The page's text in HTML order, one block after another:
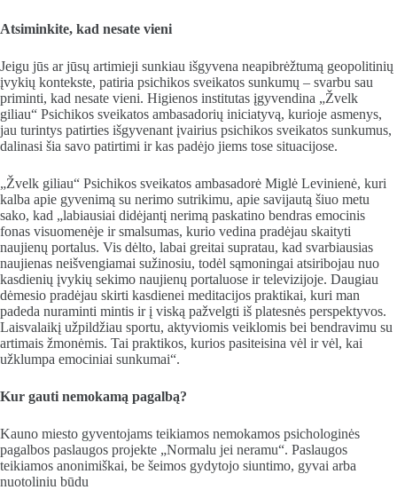
Atsiminkite, kad nesate vieni
Jeigu jūs ar jūsų artimieji sunkiau išgyvena neapibrėžtumą geopolitinių
įvykių kontekste, patiria psichikos sveikatos sunkumų – svarbu sau
priminti, kad nesate vieni. Higienos institutas įgyvendina „Žvelk
giliau“ Psichikos sveikatos ambasadorių iniciatyvą, kurioje asmenys,
jau turintys patirties išgyvenant įvairius psichikos sveikatos sunkumus,
dalinasi šia savo patirtimi ir kas padėjo jiems tose situacijose.
„Žvelk giliau“ Psichikos sveikatos ambasadorė Miglė Levinienė, kuri
kalba apie gyvenimą su nerimo sutrikimu, apie savijautą šiuo metu
sako, kad „labiausiai didėjantį nerimą paskatino bendras emocinis
fonas visuomenėje ir smalsumas, kurio vedina pradėjau skaityti
naujienų portalus. Vis dėlto, labai greitai supratau, kad svarbiausias
naujienas neišvengiamai sužinosiu, todėl sąmoningai atsiribojau nuo
kasdienių įvykių sekimo naujienų portaluose ir televizijoje. Daugiau
dėmesio pradėjau skirti kasdienei meditacijos praktikai, kuri man
padeda nuraminti mintis ir į viską pažvelgti iš platesnės perspektyvos.
Laisvalaikį užpildžiau sportu, aktyviomis veiklomis bei bendravimu su
artimais žmonėmis. Tai praktikos, kurios pasiteisina vėl ir vėl, kai
užklumpa emociniai sunkumai“.
Kur gauti nemokamą pagalbą?
Kauno miesto gyventojams teikiamos nemokamos psichologinės
pagalbos paslaugos projekte „Normalu jei neramu“. Paslaugos
teikiamos anonimiškai, be šeimos gydytojo siuntimo, gyvai arba
nuotoliniu būdu